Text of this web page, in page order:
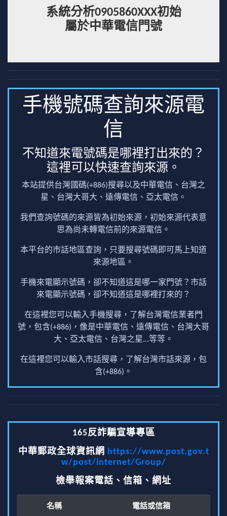
系統分析0905860XXX初始
屬於中華電信門號
手機號碼查詢來源電
信
不知道來電號碼是哪裡打出來的？
這裡可以快速查詢來源。
本站提供台灣國碼(+886)搜尋以及中華電信、台灣之
星、台灣大哥大、遠傳電信、亞太電信。
我們查詢號碼的來源皆為初始來源，初始來源代表意
思為尚未轉電信前的來源電信。
本平台的市話地區查詢，只要搜尋號碼即可馬上知道
來源地區。
手機來電顯示號碼，卻不知道這是哪一家門號？市話
來電顯示號碼，卻不知道這是哪裡打來的？
在這裡您可以輸入手機搜尋，了解台灣電信業者門
號，包含(+886)，像是中華電信、遠傳電信、台灣大哥
大、亞太電信、台灣之星...等等。
在這裡您可以輸入市話搜尋，了解台灣市話來源，包
含(+886)。
165反詐騙宣導專區
中華郵政全球資訊網 https://www.post.gov.t
w/post/internet/Group/
檢舉報案電話、信箱、網址
名稱 電話或信箱